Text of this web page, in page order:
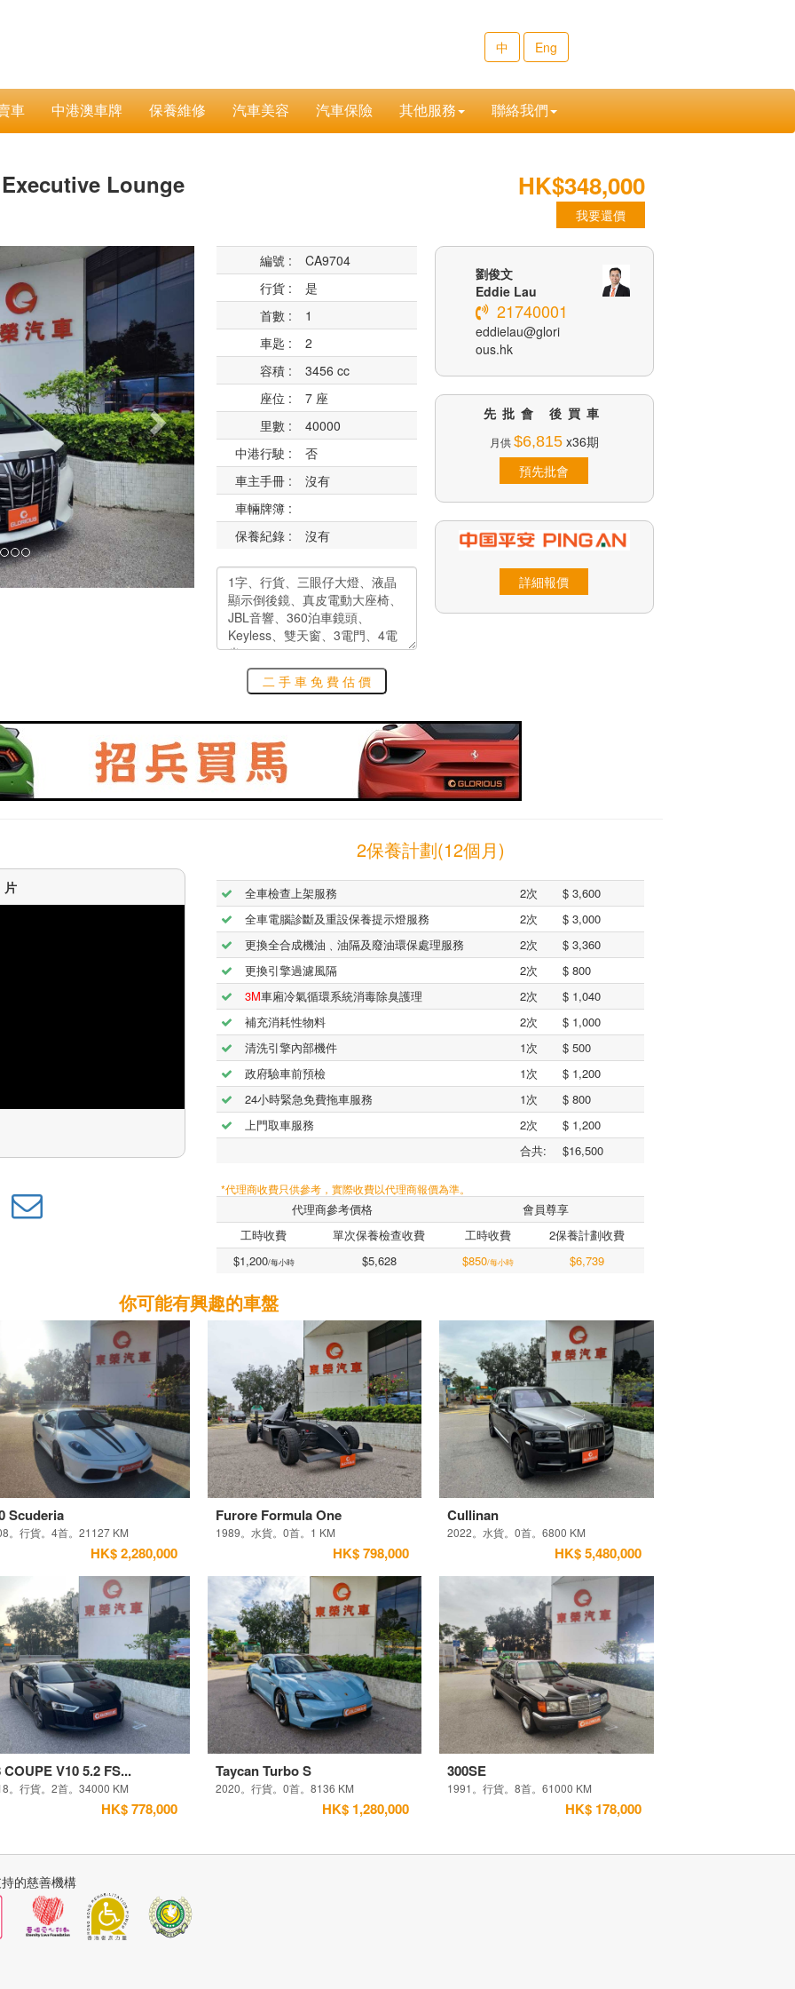
中 Eng
車 中港澳車牌 保養維修 汽車美容 汽車保險 其他服務 聯絡我們
Lounge HK$348,000
我要還價
Next 編號 :
CA9704
行貨 :
是
首數 :
1
車匙 :
2
容積 :
3456 cc
座位 :
7 座
里數 :
40000
中港行駛 :
否
車主手冊 :
沒有
車輛牌簿 :
保養紀錄 :
沒有
二 手 車 免 費 估 價
劉俊文
Eddie Lau
21740001
eddielau@glori
ous.hk
先批會 後買車
月供$6,815x36期
預先批會
詳細報價
2保養計劃(12個月)
全車檢查上架服務 2次
$ 3,600
全車電腦診斷及重設保養提示燈服務
2次
$ 3,000
更換全合成機油﹑油隔及廢油環保處理服務
2次
$ 3,360
更換引擎過濾風隔
2次
$ 800
3M車廂冷氣循環系統消毒除臭護理 2次
$ 1,040
補充消耗性物料
2次
$ 1,000
清洗引擎內部機件
1次
$ 500
政府驗車前預檢
1次
$ 1,200
24小時緊急免費拖車服務
1次
$ 800
上門取車服務
2次
$ 1,200
合共:
$16,500
*代理商收費只供參考，實際收費以代理商報價為準。
代理商參考價格
會員尊享
工時收費
單次保養檢查收費 工時收費
2保養計劃收費
$1,200/每小時 $5,628 $850/每小時 $6,739
你可能有興趣的車盤
Scuderia
。行貨。4首。21127 KM
HK$ 2,280,000
Furore Formula One
1989。水貨。0首。1 KM
HK$ 798,000
Cullinan
2022。水貨。0首。6800 KM
HK$ 5,480,000
COUPE V10 5.2 FS...
。行貨。2首。34000 KM
HK$ 778,000
Taycan Turbo S
2020。行貨。0首。8136 KM
HK$ 1,280,000
300SE
1991。行貨。8首。61000 KM
HK$ 178,000
的慈善機構